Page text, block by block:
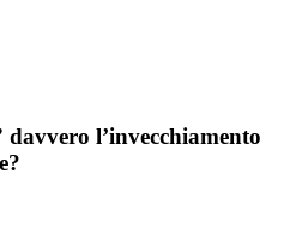
l’invecchiamento